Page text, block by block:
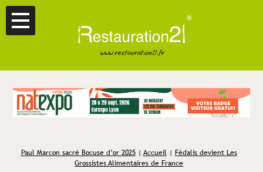
Paul Marcon sacré Bocuse d’or 2025| Accueil | Fédalis devient Les
Grossistes Alimentaires de France